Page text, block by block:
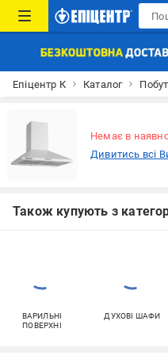
Епіцентр К Каталог
Немає в
Дивитись всі
Також купують з
ВАРИЛЬНІ
ПОВЕРХНІ
ДУХОВІ ШАФИ